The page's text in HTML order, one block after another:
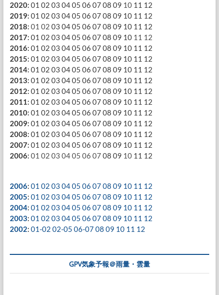
2020: 01 02 03 0405 06 07 08 09 10 11 12
2019: 01 02 03 0405 06 07 08 09 10 11 12
2018: 01 02 03 0405 06 07 08 09 10 11 12
2017: 01 02 03 0405 06 07 08 09 10 11 12
2016: 01 02 03 0405 06 07 08 09 10 11 12
2015: 01 02 03 0405 06 07 08 09 10 11 12
2014: 01 02 03 0405 06 07 08 09 10 11 12
2013: 01 02 03 0405 06 07 08 09 10 11 12
2012: 01 02 03 0405 06 07 08 09 10 11 12
2011: 01 02 03 0405 06 07 08 09 10 11 12
2010: 01 02 03 0405 06 07 08 09 10 11 12
2009: 01 02 03 0405 06 07 08 09 10 11 12
2008: 01 02 03 0405 06 07 08 09 10 11 12
2007: 01 02 03 0405 06 07 08 09 10 11 12
2006: 01 02 03 0405 06 07 08 09 10 11 12
2006: 01 02 03 0405 06 0708 09 10 11 12
2005: 01 02 03 0405 06 0708 09 10 11 12
2004: 01 02 03 0405 06 0708 09 10 11 12
2003: 01 02 03 0405 06 0708 09 10 11 12
2002: 01-02 02-05 06-0708 09 10 11 12
GPV気象予報＠雨量・雲量